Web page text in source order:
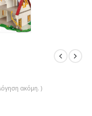
ακόμη. )